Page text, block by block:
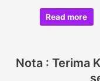
Read more
Nota : Terima